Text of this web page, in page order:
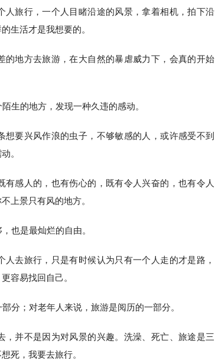
人旅行，一个人目睹沿途的风景，拿着相机，拍下沿
生活才是我想要的。
的地方去旅游，在大自然的暴虐威力下，会真的开始
生的地方，发现一种久违的感动。
想要兴风作浪的虫子，不够敏感的人，或许感受不到
。
有感人的，也有伤心的，既有令人兴奋的，也有令人
上景只有风的地方。
也是最灿烂的自由。
去旅行，只是有时候认为只有一个人走的才是路，
容易找回自己。
分；对老年人来说，旅游是阅历的一部分。
，并不是因为对风景的兴趣。洗澡、死亡、旅途是三
死，我要去旅行。